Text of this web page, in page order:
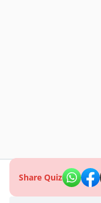
Share Quiz